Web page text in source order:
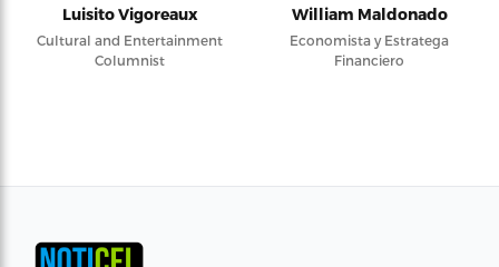
Luisito Vigoreaux
Cultural and Entertainment
Columnist
William Maldonado
Economista y Estratega
Financiero